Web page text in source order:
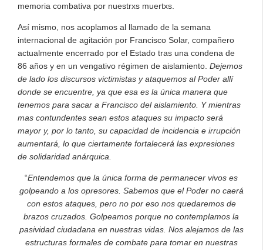
memoria combativa por nuestrxs muertxs.
Así mismo, nos acoplamos al llamado de la semana
internacional de agitación por Francisco Solar, compañero
actualmente encerrado por el Estado tras una condena de
86 años y en un vengativo régimen de aislamiento. Dejemos
de lado los discursos victimistas y ataquemos al Poder allí
donde se encuentre, ya que esa es la única manera que
tenemos para sacar a Francisco del aislamiento. Y mientras
mas contundentes sean estos ataques su impacto será
mayor y, por lo tanto, su capacidad de incidencia e irrupción
aumentará, lo que ciertamente fortalecerá las expresiones
de solidaridad anárquica.
“Entendemos que la única forma de permanecer vivos es
golpeando a los opresores. Sabemos que el Poder no caerá
con estos ataques, pero no por eso nos quedaremos de
brazos cruzados. Golpeamos porque no contemplamos la
pasividad ciudadana en nuestras vidas. Nos alejamos de las
estructuras formales de combate para tomar en nuestras